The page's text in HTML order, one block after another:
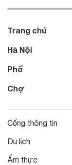
Trang chủ
Hà Nội
Phố
Chợ
Cổng thông tin
Du lịch
Ẩm thực